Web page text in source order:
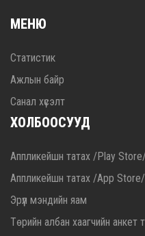
МЕНЮ
Статистик
Ажлын байр
Санал хүсэлт
ХОЛБООСУУД
Аппликейшн татах /Play
Аппликейшн татах /App Store/
Эрүүл мэндийн яам
Төрийн албан хаагчийн анкет